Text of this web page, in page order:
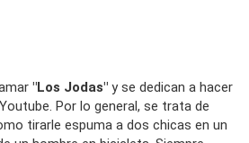
"Los Jodas" y se dedican a hacer
Por lo general, se trata de
tirarle espuma a dos chicas en un